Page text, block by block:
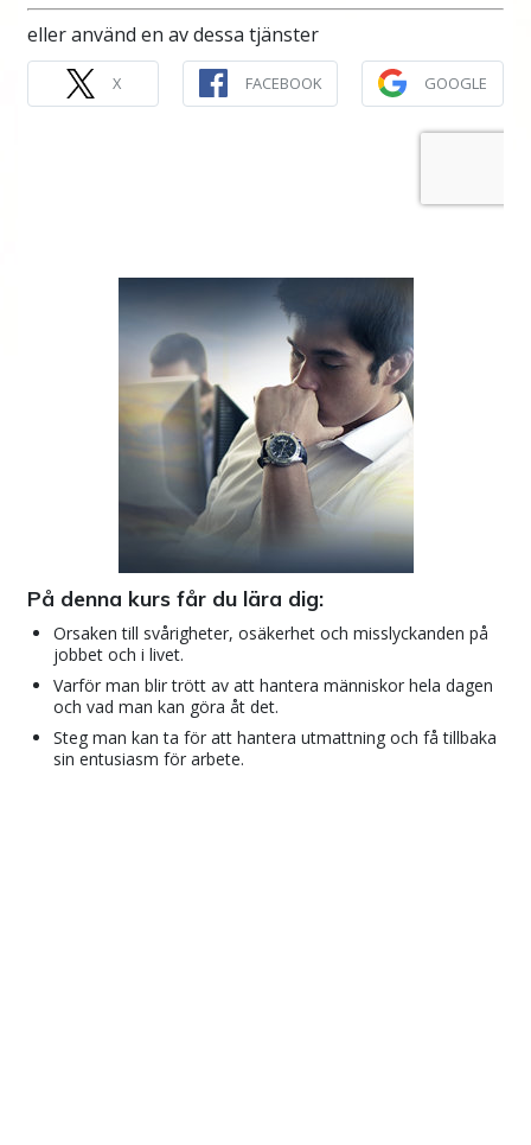
eller använd en av dessa tjänster
X FACEBOOK GOOGLE
På denna kurs får du lära dig:
Orsaken till svårigheter, osäkerhet och misslyckanden på
jobbet och i livet.
Varför man blir trött av att hantera människor hela dagen
och vad man kan göra åt det.
Steg man kan ta för att hantera utmattning och få tillbaka
sin entusiasm för arbete.